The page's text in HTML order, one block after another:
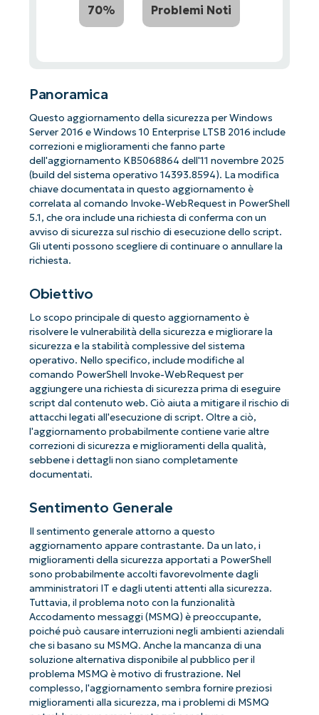
70% Problemi Noti
Panoramica
Questo aggiornamento della sicurezza per Windows
Server 2016 e Windows 10 Enterprise LTSB 2016 include
correzioni e miglioramenti che fanno parte
dell'aggiornamento KB5068864 dell'11 novembre 2025
(build del sistema operativo 14393.8594). La modifica
chiave documentata in questo aggiornamento è
correlata al comando Invoke-WebRequest in PowerShell
5.1, che ora include una richiesta di conferma con un
avviso di sicurezza sul rischio di esecuzione dello script.
Gli utenti possono scegliere di continuare o annullare la
richiesta.
Obiettivo
Lo scopo principale di questo aggiornamento è
risolvere le vulnerabilità della sicurezza e migliorare la
sicurezza e la stabilità complessive del sistema
operativo. Nello specifico, include modifiche al
comando PowerShell Invoke-WebRequest per
aggiungere una richiesta di sicurezza prima di eseguire
script dal contenuto web. Ciò aiuta a mitigare il rischio di
attacchi legati all'esecuzione di script. Oltre a ciò,
l'aggiornamento probabilmente contiene varie altre
correzioni di sicurezza e miglioramenti della qualità,
sebbene i dettagli non siano completamente
documentati.
Sentimento Generale
Il sentimento generale attorno a questo
aggiornamento appare contrastante. Da un lato, i
miglioramenti della sicurezza apportati a PowerShell
sono probabilmente accolti favorevolmente dagli
amministratori IT e dagli utenti attenti alla sicurezza.
Tuttavia, il problema noto con la funzionalità
Accodamento messaggi (MSMQ) è preoccupante,
poiché può causare interruzioni negli ambienti aziendali
che si basano su MSMQ. Anche la mancanza di una
soluzione alternativa disponibile al pubblico per il
problema MSMQ è motivo di frustrazione. Nel
complesso, l'aggiornamento sembra fornire preziosi
miglioramenti alla sicurezza, ma i problemi di MSMQ